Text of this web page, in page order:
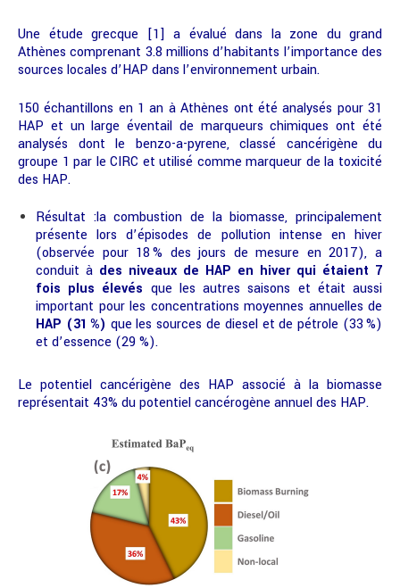
Une étude grecque [1] a évalué dans la zone du grand
Athènes comprenant 3.8 millions d’habitants l’importance des
sources locales d’HAP dans l’environnement urbain.
150 échantillons en 1 an à Athènes ont été analysés pour 31
HAP et un large éventail de marqueurs chimiques ont été
analysés dont le benzo-a-pyrene, classé cancérigène du
groupe 1 par le CIRC et utilisé comme marqueur de la toxicité
des HAP.
Résultat :la combustion de la biomasse, principalement
présente lors d’épisodes de pollution intense en hiver
(observée pour 18 % des jours de mesure en 2017), a
conduit à des niveaux de HAP en hiver qui étaient 7
fois plus élevés que les autres saisons et était aussi
important pour les concentrations moyennes annuelles de
HAP (31 %) que les sources de diesel et de pétrole (33 %)
et d’essence (29 %).
Le potentiel cancérigène des HAP associé à la biomasse
représentait 43% du potentiel cancérogène annuel des HAP.